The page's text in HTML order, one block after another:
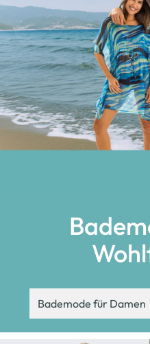
Bademode für Damen